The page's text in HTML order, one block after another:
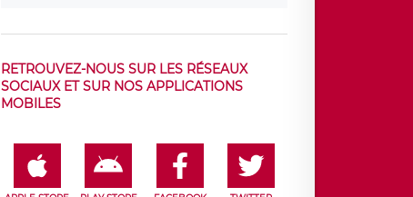
RETROUVEZ-NOUS SUR LES RÉSEAUX
SOCIAUX ET SUR NOS APPLICATIONS
MOBILES